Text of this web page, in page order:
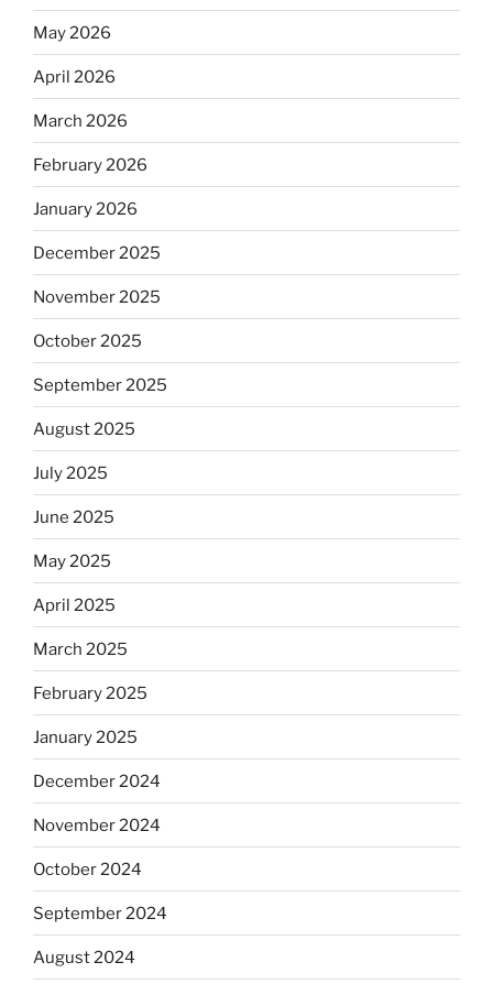
May 2026
April 2026
March 2026
February 2026
January 2026
December 2025
November 2025
October 2025
September 2025
August 2025
July 2025
June 2025
May 2025
April 2025
March 2025
February 2025
January 2025
December 2024
November 2024
October 2024
September 2024
August 2024